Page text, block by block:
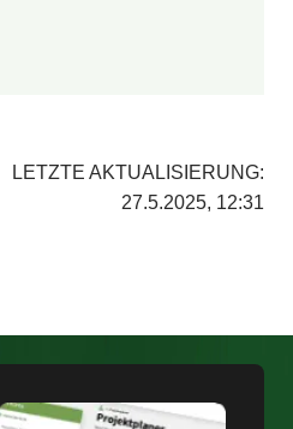
LETZTE AKTUALISIERUNG:
27.5.2025, 12:31